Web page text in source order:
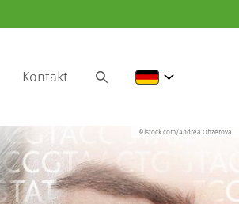
Kontakt
©istock.com/Andrea Obzerova